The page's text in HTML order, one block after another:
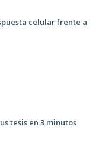
celular frente a
tesis en 3 minutos